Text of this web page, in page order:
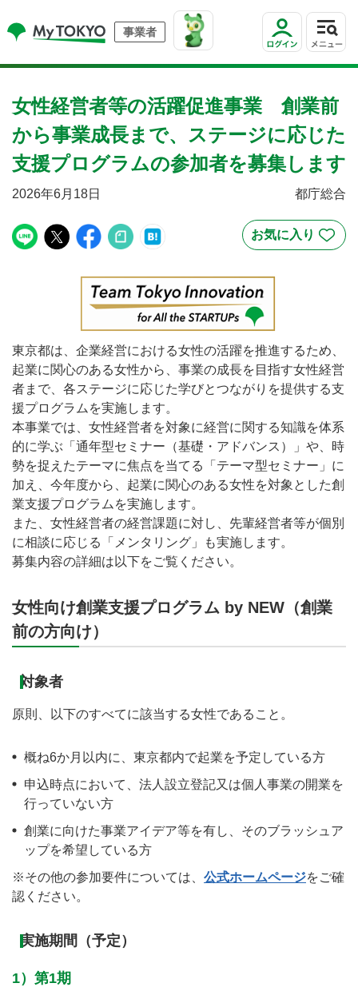
事業者
女性経営者等の活躍促進事業 創業前
から事業成長まで、ステージに応じた
支援プログラムの参加者を募集します
2026年6月18日 都庁総合
東京都は、企業経営における女性の活躍を推進するため、
起業に関心のある女性から、事業の成長を目指す女性経営
者まで、各ステージに応じた学びとつながりを提供する支
援プログラムを実施します。
本事業では、女性経営者を対象に経営に関する知識を体系
的に学ぶ「通年型セミナー（基礎・アドバンス）」や、時
勢を捉えたテーマに焦点を当てる「テーマ型セミナー」に
加え、今年度から、起業に関心のある女性を対象とした創
業支援プログラムを実施します。
また、女性経営者の経営課題に対し、先輩経営者等が個別
に相談に応じる「メンタリング」も実施します。
募集内容の詳細は以下をご覧ください。
女性向け創業支援プログラム by NEW（創業
前の方向け）
対象者
原則、以下のすべてに該当する女性であること。
概ね6か月以内に、東京都内で起業を予定している方
申込時点において、法人設立登記又は個人事業の開業を
行っていない方
創業に向けた事業アイデア等を有し、そのブラッシュア
ップを希望している方
※その他の参加要件については、 公式ホームページをご確
認ください。
実施期間（予定）
1）第1期